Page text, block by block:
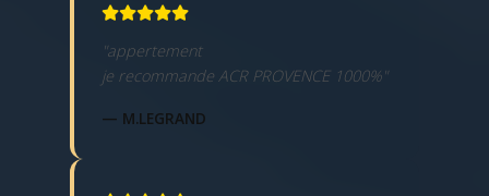
"appertement
je recommande ACR PROVENCE 1000%"
— M.LEGRAND